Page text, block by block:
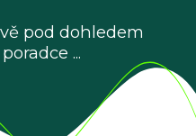
pod dohledem
...